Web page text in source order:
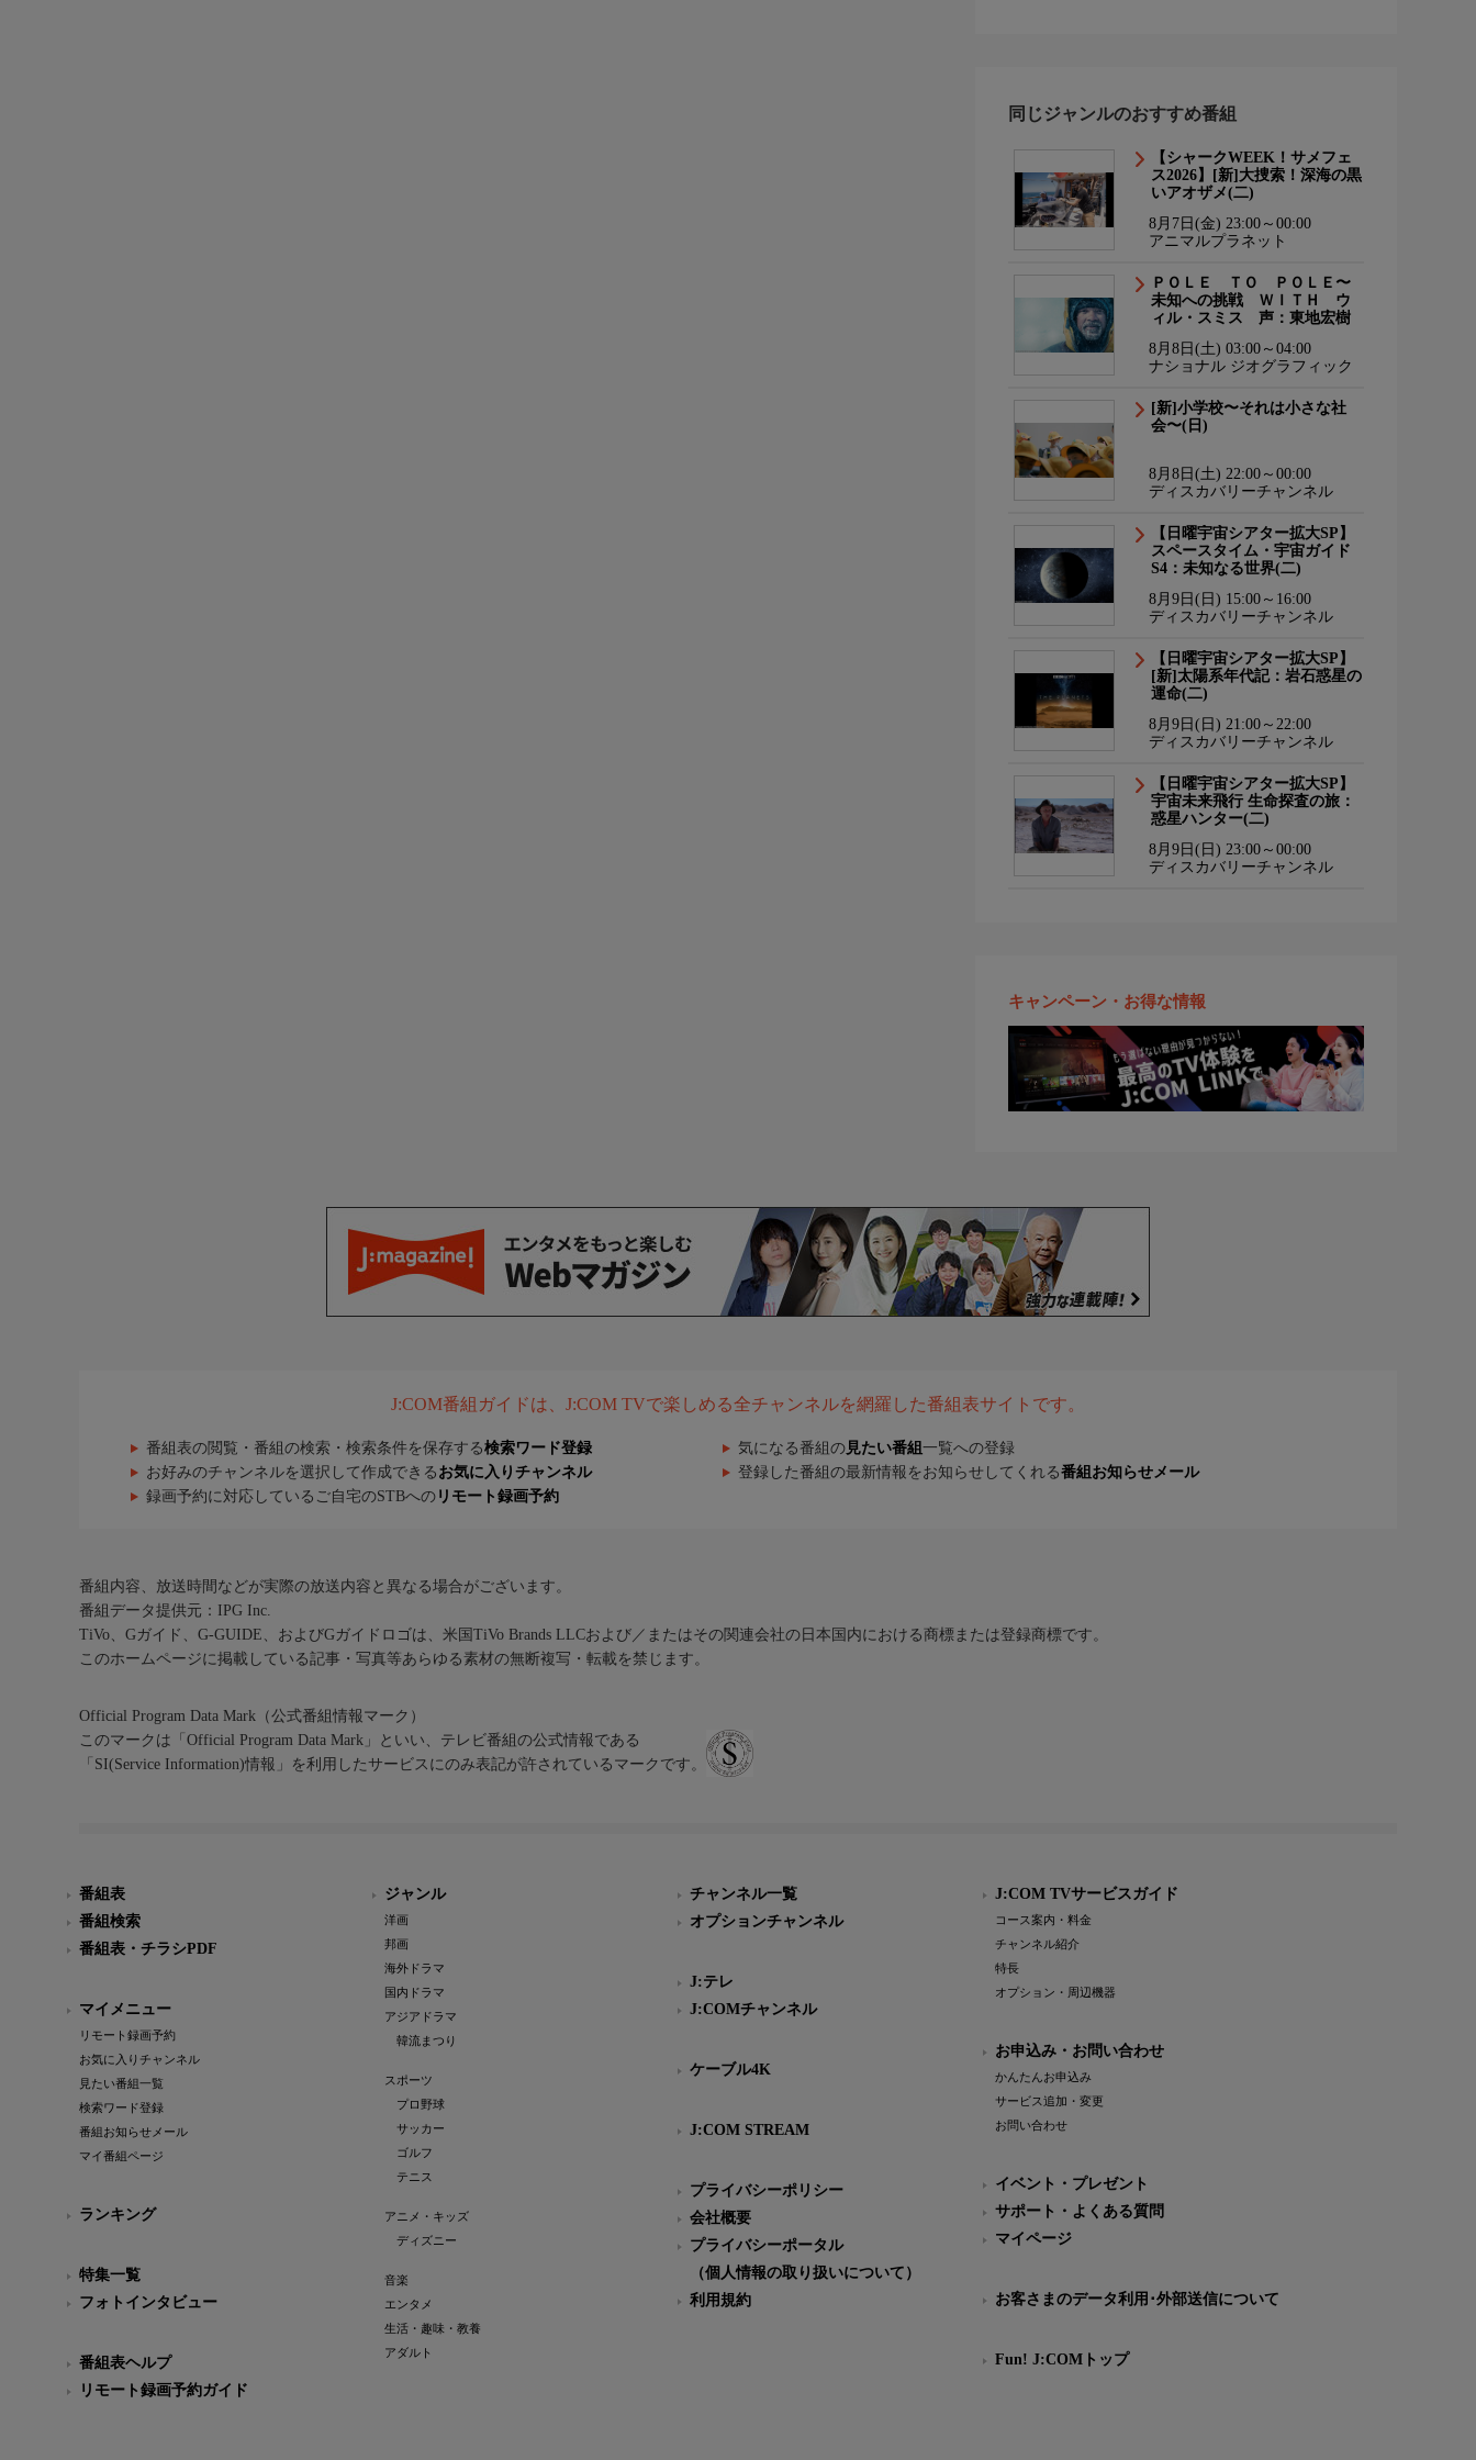
同じジャンルのおすすめ番組
【シャークWEEK！サメフェ
ス2026】[新]大捜索！深海の黒
いアオザメ(二)
8月7日(金) 23:00～00:00
アニマルプラネット
ＰＯＬＥ ＴＯ ＰＯＬＥ〜
未知への挑戦 ＷＩＴＨ ウ
ィル・スミス 声：東地宏樹
8月8日(土) 03:00～04:00
ナショナル ジオグラフィック
[新]小学校〜それは小さな社
会〜(日)
8月8日(土) 22:00～00:00
ディスカバリーチャンネル
【日曜宇宙シアター拡大SP】
スペースタイム・宇宙ガイド
S4：未知なる世界(二)
8月9日(日) 15:00～16:00
ディスカバリーチャンネル
【日曜宇宙シアター拡大SP】
[新]太陽系年代記：岩石惑星の
運命(二)
8月9日(日) 21:00～22:00
ディスカバリーチャンネル
【日曜宇宙シアター拡大SP】
宇宙未来飛行 生命探査の旅：
惑星ハンター(二)
8月9日(日) 23:00～00:00
ディスカバリーチャンネル
キャンペーン・お得な情報
J:COM番組ガイドは、J:COM TVで楽しめる全チャンネルを網羅した番組表サイトです。
番組表の閲覧・番組の検索・検索条件を保存する検索ワード登録 気になる番組の 見たい番組 一覧への登録
お好みのチャンネルを選択して作成できる お気に入りチャンネル 登録した番組の最新情報をお知らせしてくれる番組お知らせメール
録画予約に対応しているご自宅のSTBへの リモート録画予約
番組内容、放送時間などが実際の放送内容と異なる場合がございます。
番組データ提供元：IPG Inc.
TiVo、Gガイド、G-GUIDE、およびGガイドロゴは、米国TiVo Brands LLCおよび／またはその関連会社の日本国内における商標または登録商標です。
このホームページに掲載している記事・写真等あらゆる素材の無断複写・転載を禁じます。
Official Program Data Mark（公式番組情報マーク）
このマークは「Official Program Data Mark」といい、テレビ番組の公式情報である
「SI(Service Information)情報」を利用したサービスにのみ表記が許されているマークです。
番組表
番組検索
番組表・チラシPDF
マイメニュー
リモート録画予約
お気に入りチャンネル
見たい番組一覧
検索ワード登録
番組お知らせメール
マイ番組ページ
ランキング
特集一覧
フォトインタビュー
番組表ヘルプ
リモート録画予約ガイド
ジャンル
洋画
邦画
海外ドラマ
国内ドラマ
アジアドラマ
韓流まつり
スポーツ
プロ野球
サッカー
ゴルフ
テニス
アニメ・キッズ
ディズニー
音楽
エンタメ
生活・趣味・教養
アダルト
チャンネル一覧
オプションチャンネル
J:テレ
J:COMチャンネル
ケーブル4K
J:COM STREAM
プライバシーポリシー
会社概要
プライバシーポータル
（個人情報の取り扱いについて）
利用規約
J:COM TVサービスガイド
コース案内・料金
チャンネル紹介
特長
オプション・周辺機器
お申込み・お問い合わせ
かんたんお申込み
サービス追加・変更
お問い合わせ
イベント・プレゼント
サポート・よくある質問
マイページ
お客さまのデータ利用･外部送信について
Fun! J:COMトップ